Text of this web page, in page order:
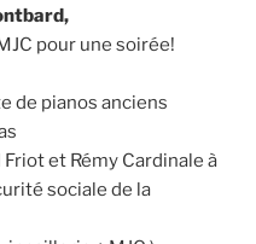
pour une soirée!
de pianos anciens
et Rémy Cardinale à
sociale de la